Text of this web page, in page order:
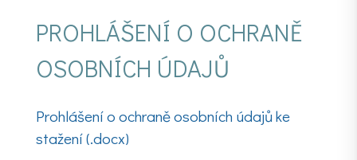
PROHLÁŠENÍ O OCHRANĚ
OSOBNÍCH ÚDAJŮ
Prohlášení o ochraně osobních údajů ke
stažení (.docx)